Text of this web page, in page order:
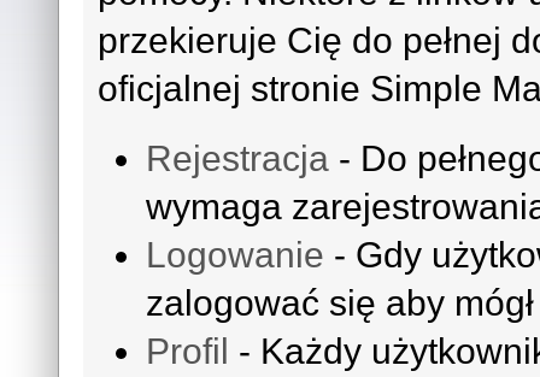
przekieruje Cię do pełnej
oficjalnej stronie Simple
Rejestracja - Do
wymaga
Logowanie - Gdy
zalogować się aby
Profil - Każdy